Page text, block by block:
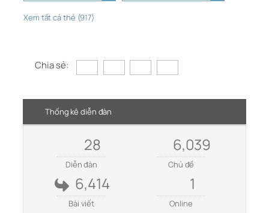
Xem tất cả thẻ (917)
Chia sẻ:
Thống kê diễn đàn
28
Diễn đàn
6,039
Chủ đề
6,414
Bài viết
1
Online